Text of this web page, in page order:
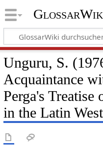
Unguru, S.
Acquaintance
Perga's Treatise
in the Latin West